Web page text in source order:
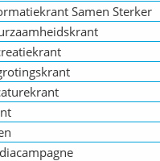
Samen Sterker